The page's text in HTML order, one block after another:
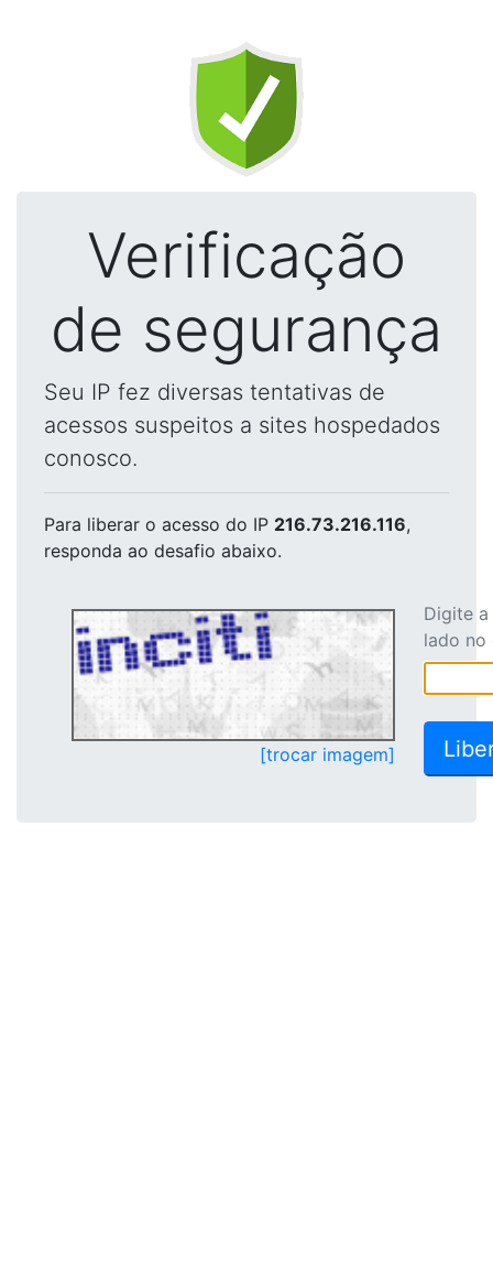
Verificação
de segurança
Seu IP fez diversas tentativas de
acessos suspeitos a sites hospedados
conosco.
Para liberar o acesso do IP 216.73.216.116,
responda ao desafio abaixo.
[trocar imagem]
Digite
lado no